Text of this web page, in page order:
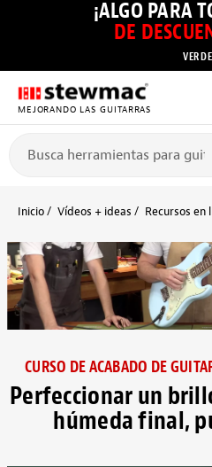
¡ALGO PARA
DE
VER
MEJORANDO LAS GUITARRAS
Inicio Vídeos + ideas Recursos en
CURSO DE ACABADO DE
Perfeccionar un
húmeda final,